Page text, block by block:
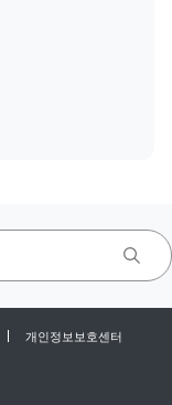
개인정보보호센터